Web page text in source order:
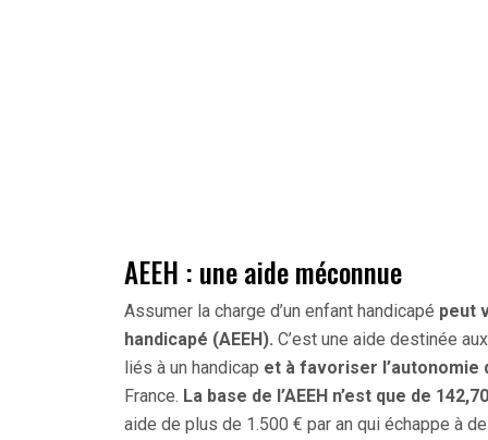
AEEH : une aide méconnue
Assumer la charge d’un enfant handicapé peut
handicapé (AEEH). C’est une aide destinée
liés à un handicap et à favoriser l’autonomie
France. La base de l’AEEH n’est que de
aide de plus de 1.500 € par an qui échappe à